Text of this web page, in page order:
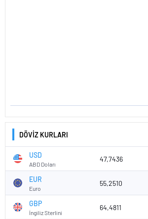
DÖVİZ KURLARI
USD
ABD Doları
47,7436
EUR
Euro
55,2510
GBP
İngiliz Sterlini
64,4811